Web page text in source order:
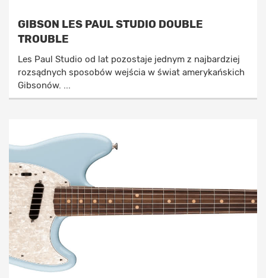
GIBSON LES PAUL STUDIO DOUBLE
TROUBLE
Les Paul Studio od lat pozostaje jednym z najbardziej
rozsądnych sposobów wejścia w świat amerykańskich
Gibsonów. ...